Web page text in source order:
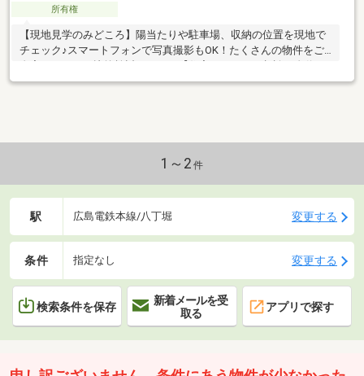
所有権
【現地見学のみどころ】陽当たりや駐車場、収納の位置を現地で
チェック♪スマートフォンで写真撮影もOK！たくさんの物件をご
り】条件さえクリアで、クレジット借入やマイカーローンを低金
から手をつけたらいいか悩んでいる方お気軽にお問い合わせくだ
さい＊一度に複数の物件案内ツアーもご予約ください効率よくご
1～2 件
駅 広島電鉄本線/八丁堀 変更する
条件 指定なし 変更する
検索条件を保存
新着メールを受
取る
アプリで探す